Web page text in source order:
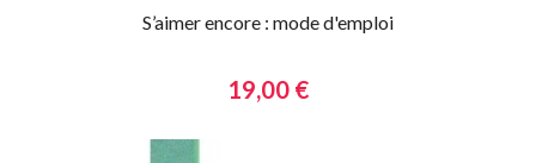
S’aimer encore : mode d'emploi
19,00 €